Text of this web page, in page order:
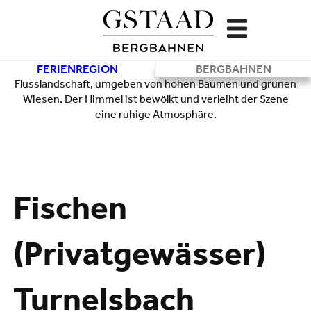
FERIENREGION BERGBAHNEN
Fischen
(Privatgewässer)
Turnelsbach